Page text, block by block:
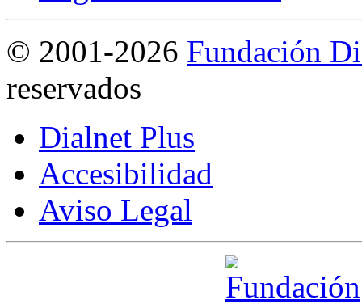
© 2001-2026 Fundación
reservados
Dialnet Plus
Accesibilidad
Aviso Legal